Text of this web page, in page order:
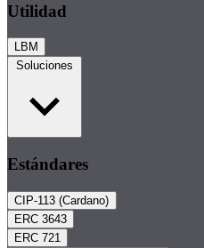
Utilidad
LBM
Soluciones
Estándares
CIP-113 (Cardano)
ERC 3643
ERC 721